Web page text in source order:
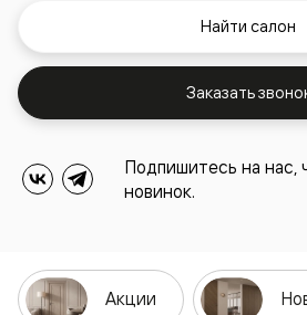
Найти салон
Заказать
Подпишитесь на нас,
новинок.
Акции